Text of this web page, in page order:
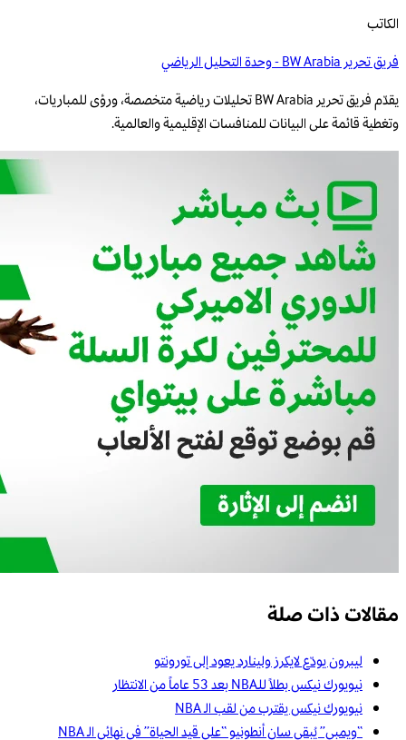
الكاتب
فريق تحرير BW Arabia - وحدة التحليل الرياضي
يقدّم فريق تحرير BW Arabia تحليلات رياضية متخصصة، ورؤى للمباريات،
وتغطية قائمة على البيانات للمنافسات الإقليمية والعالمية.
مقالات ذات صلة
ليبرون يودّع لايكرز ولينارد يعود إلى تورونتو
نيويورك نيكس بطلاً للـNBA بعد 53 عاماً من الانتظار
نيويورك نيكس يقترب من لقب الـ NBA
“ويمبي” يُبقي سان أنطونيو “على قيد الحياة” في نهائي الـ NBA